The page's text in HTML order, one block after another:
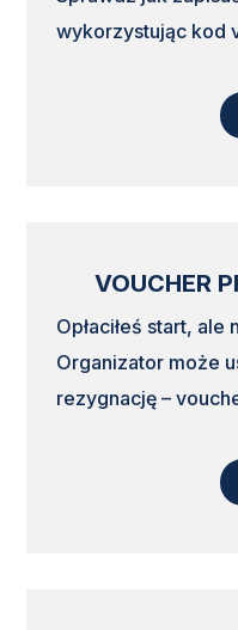
wykorzystując kod
VOUCHER
Opłaciłeś start,
Organizator może
rezygnację –